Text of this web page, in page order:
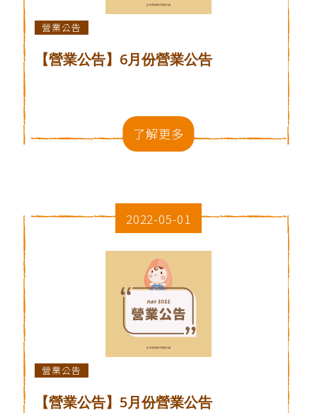
營業公告
【營業公告】6月份營業公告
了解更多
2022-05-01
營業公告
【營業公告】5月份營業公告